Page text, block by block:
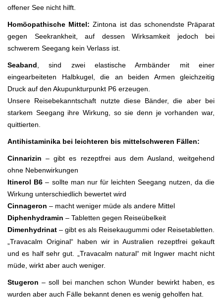
offener See nicht hilft.
Homöopathische Mittel: Zintona ist das schonendste Präparat
gegen Seekrankheit, auf dessen Wirksamkeit jedoch bei
schwerem Seegang kein Verlass ist.
Seaband , sind zwei elastische Armbänder mit einer
eingearbeiteten Halbkugel, die an beiden Armen gleichzeitig
Druck auf den Akupunkturpunkt P6 erzeugen.
Unsere Reisebekanntschaft nutzte diese Bänder, die aber bei
starkem Seegang ihre Wirkung, so sie denn je vorhanden war,
quittierten.
Antihistaminika bei leichteren bis mittelschweren Fällen:
Cinnarizin – gibt es rezeptfrei aus dem Ausland, weitgehend
ohne Nebenwirkungen
Itinerol B6 – sollte man nur für leichten Seegang nutzen, da die
Wirkung unterschiedlich bewertet wird
Cinnageron – macht weniger müde als andere Mittel
Diphenhydramin – Tabletten gegen Reiseübelkeit
Dimenhydrinat – gibt es als Reisekaugummi oder Reisetabletten.
„Travacalm Original“ haben wir in Australien rezeptfrei gekauft
und es half sehr gut. „Travacalm natural“ mit Ingwer macht nicht
müde, wirkt aber auch weniger.
Stugeron – soll bei manchen schon Wunder bewirkt haben, es
wurden aber auch Fälle bekannt denen es wenig geholfen hat.